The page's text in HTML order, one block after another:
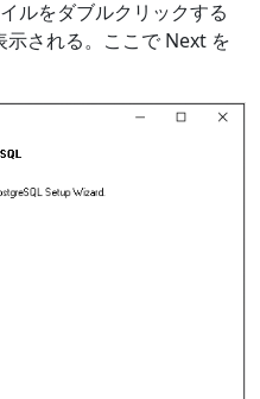
ルをダブルクリックする
される。ここで Next を